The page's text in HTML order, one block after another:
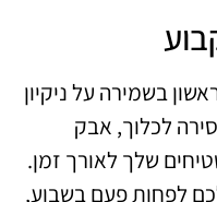
בשמירה על ניקיון
לכלוך, אבק
שלך לאורך זמן.
לפחות פעם בשבוע,